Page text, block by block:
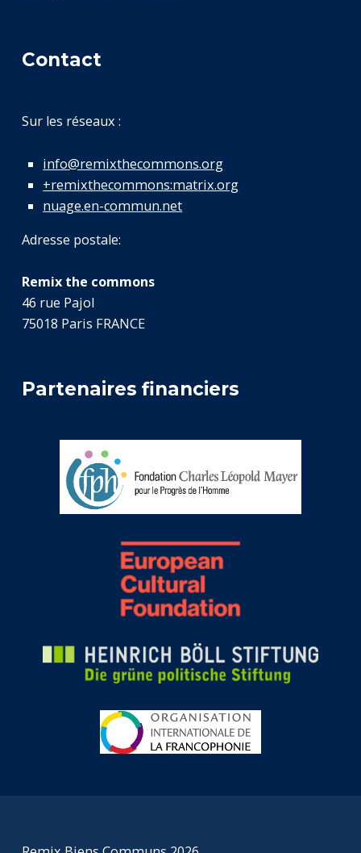
Contact
Sur les réseaux :
info@remixthecommons.org
+remixthecommons:matrix.org
nuage.en-commun.net
Adresse postale:
Remix the commons
46 rue Pajol
75018 Paris FRANCE
Partenaires financiers